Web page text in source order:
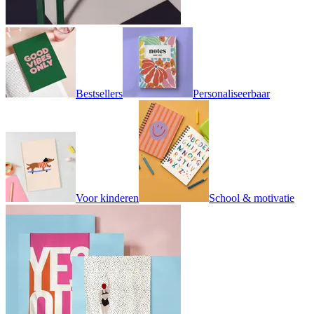
Bestsellers Personaliseerbaar
Voor kinderen School & motivatie